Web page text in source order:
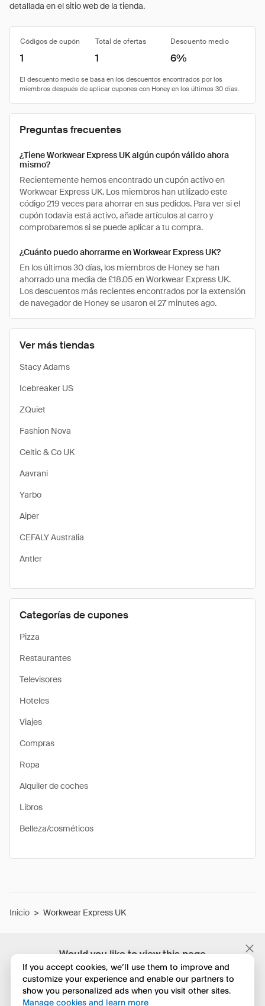
Would you like to view this page
in English?
No, seguir navegando
detallada en el sitio web de la tienda.
Ver más tiendas
Stacy Adams
Icebreaker US
ZQuiet
Fashion Nova
Celtic & Co UK
Aavrani
Yarbo
Aiper
CEFALY Australia
Antler
Categorías de cupones
Pizza
Restaurantes
Televisores
Hoteles
Viajes
Compras
Ropa
Alquiler de coches
Libros
Belleza/cosméticos
Códigos de cupón Total de ofertas Descuento medio
1 1 6%
Preguntas frecuentes
¿Tiene Workwear Express UK algún cupón válido ahora
mismo?
Recientemente hemos encontrado un cupón activo en
Workwear Express UK. Los miembros han utilizado este
código 219 veces para ahorrar en sus pedidos. Para ver si el
cupón todavía está activo, añade artículos al carro y
comprobaremos si se puede aplicar a tu compra.
¿Cuánto puedo ahorrarme en Workwear Express UK?
En los últimos 30 días, los miembros de Honey se han
ahorrado una media de £18.05 en Workwear Express UK.
Los descuentos más recientes encontrados por la extensión
de navegador de Honey se usaron el 27 minutes ago.
Inicio > Workwear Express UK
If you accept cookies, we’ll use them to improve and
customize your experience and enable our partners to
show you personalized ads when you visit other sites.
Manage cookies and learn more